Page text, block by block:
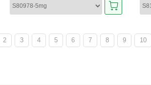
2 3 4 5 6 7 8 9 10